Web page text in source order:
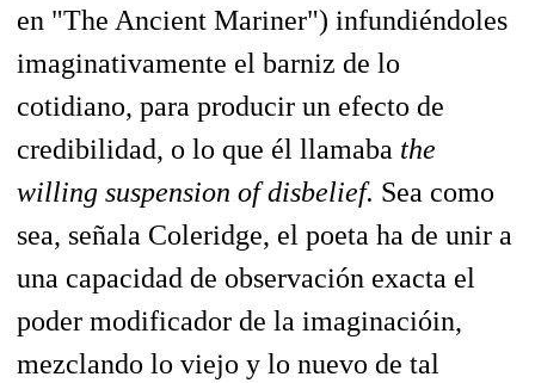
en "The Ancient Mariner") infundiéndoles
imaginativamente el barniz de lo
cotidiano, para producir un efecto de
credibilidad, o lo que él llamaba the
willing suspension of disbelief. Sea como
sea, señala Coleridge, el poeta ha de unir a
una capacidad de observación exacta el
poder modificador de la imaginacióin,
mezclando lo viejo y lo nuevo de tal